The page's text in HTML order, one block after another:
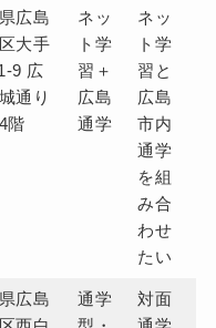
広島
大手
9 広
通り
階
ネッ
ト学
習＋
広島
通学
ネッ
ト学
習と
広島
市内
通学
を組
み合
わせ
たい
広島
通学
対面